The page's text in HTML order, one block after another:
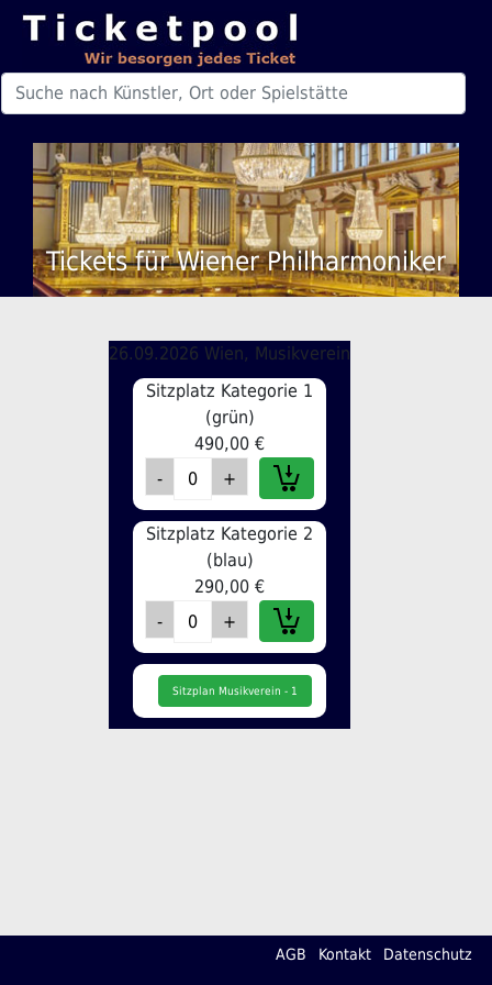
Tickets für Wiener Philharmoniker
26.09.2026 Wien, Musikverein
Sitzplatz Kategorie 1
(grün)
490,00 €
Sitzplatz Kategorie 2
(blau)
290,00 €
Sitzplan Musikverein - 1
AGB Kontakt Datenschutz